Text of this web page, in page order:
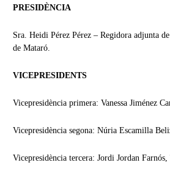
PRESIDÈNCIA
Sra. Heidi Pérez Pérez – Regidora adjunta
de Mataró.
VICEPRESIDENTS
Vicepresidència primera: Vanessa Jiménez
Vicepresidència segona: Núria Escamilla
Vicepresidència tercera: Jordi Jordan Farnós,